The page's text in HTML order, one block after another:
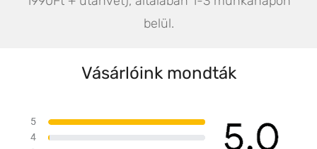
belül.
Vásárlóink mondták